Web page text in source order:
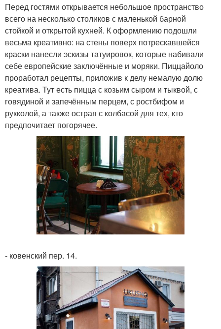
Перед гостями открывается небольшое пространство
всего на несколько столиков с маленькой барной
стойкой и открытой кухней. К оформлению подошли
весьма креативно: на стены поверх потрескавшейся
краски нанесли эскизы татуировок, которые набивали
себе европейские заключённые и моряки. Пиццайоло
проработал рецепты, приложив к делу немалую долю
креатива. Тут есть пицца с козьим сыром и тыквой, с
говядиной и запечённым перцем, с ростбифом и
рукколой, а также острая с колбасой для тех, кто
предпочитает погорячее.
- ковенский пер. 14.